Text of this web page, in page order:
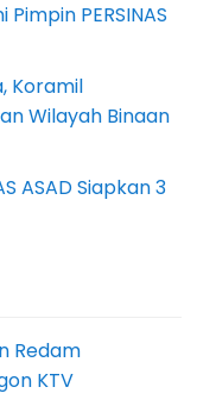
PERSINAS
Koramil
Wilayah Binaan
ASAD Siapkan 3
Redam
KTV